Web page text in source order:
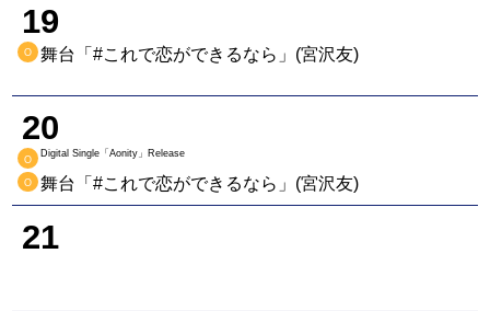
19
O 舞台「#これで恋ができるなら」(宮沢友)
20
O
Digital Single「Aonity」Release
O 舞台「#これで恋ができるなら」(宮沢友)
21